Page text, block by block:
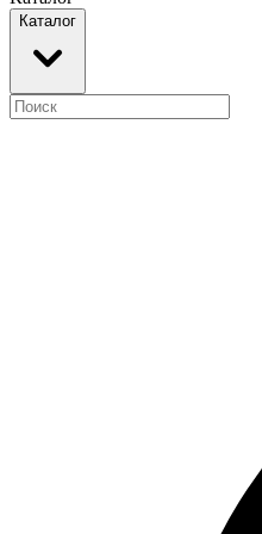
Каталог